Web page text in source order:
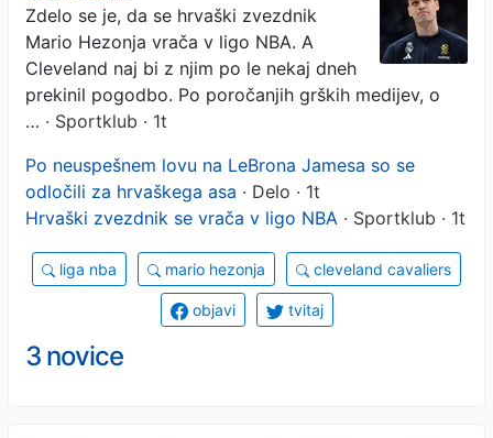
Zdelo se je, da se hrvaški zvezdnik
Mario Hezonja vrača v ligo NBA. A
Cleveland naj bi z njim po le nekaj dneh
prekinil pogodbo. Po poročanjih grških medijev, o
… · Sportklub · 1t
Po neuspešnem lovu na LeBrona Jamesa so se
odločili za hrvaškega asa · Delo · 1t
Hrvaški zvezdnik se vrača v ligo NBA · Sportklub · 1t
liga nba mario hezonja cleveland cavaliers
objavi tvitaj
3 novice